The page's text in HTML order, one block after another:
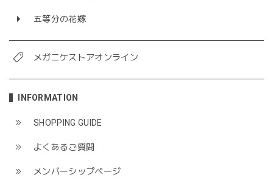
五等分の花嫁
メガニケストアオンライン
INFORMATION
SHOPPING GUIDE
よくあるご質問
メンバーシップページ